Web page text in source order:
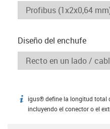
Diseño del enchufe
igus-icon-info
igus® define la longitud total
incluyendo el conector o el